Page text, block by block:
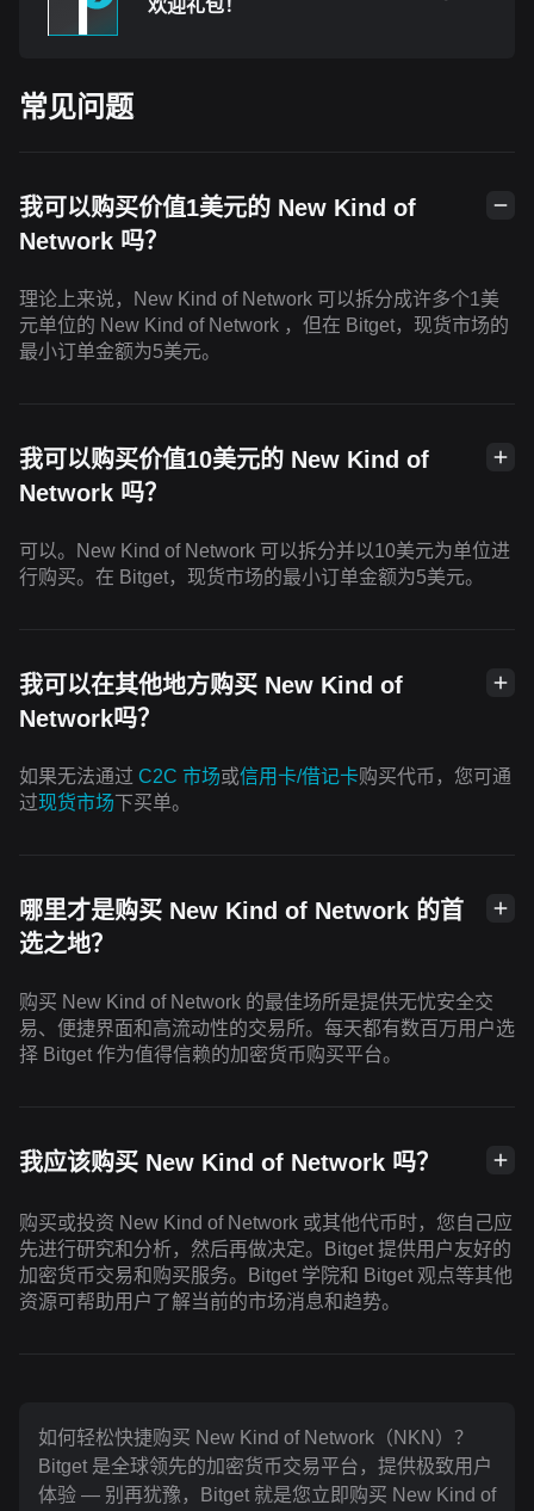
欢迎礼包！
常见问题
我可以购买价值1美元的 New Kind of
Network 吗？
理论上来说，New Kind of Network 可以拆分成许多个1美
元单位的 New Kind of Network ，但在 Bitget，现货市场的
最小订单金额为5美元。
我可以购买价值10美元的 New Kind of
Network 吗？
可以。New Kind of Network 可以拆分并以10美元为单位进
行购买。在 Bitget，现货市场的最小订单金额为5美元。
我可以在其他地方购买 New Kind of
Network吗？
如果无法通过 C2C 市场或信用卡/借记卡购买代币，您可通
过现货市场下买单。
哪里才是购买 New Kind of Network 的首
选之地？
购买 New Kind of Network 的最佳场所是提供无忧安全交
易、便捷界面和高流动性的交易所。每天都有数百万用户选
择 Bitget 作为值得信赖的加密货币购买平台。
我应该购买 New Kind of Network 吗？
购买或投资 New Kind of Network 或其他代币时，您自己应
先进行研究和分析，然后再做决定。Bitget 提供用户友好的
加密货币交易和购买服务。Bitget 学院和 Bitget 观点等其他
资源可帮助用户了解当前的市场消息和趋势。
如何轻松快捷购买 New Kind of Network（NKN）？
Bitget 是全球领先的加密货币交易平台，提供极致用户
体验 — 别再犹豫，Bitget 就是您立即购买 New Kind of